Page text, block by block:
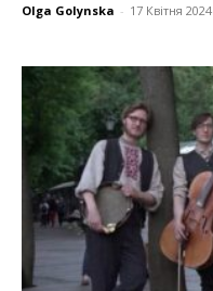
Olga Golynska - 17 Квітня 2024